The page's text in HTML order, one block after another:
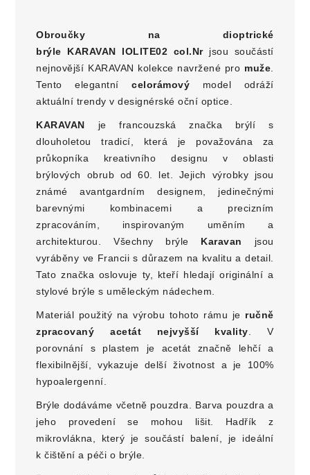
Obroučky na dioptrické
brýle
KARAVAN IOLITE02 col.Nrjsou součástí
nejnovější KARAVAN kolekce navržené pro muže
Tento elegantnícelorámový model odráží
aktuální trendy v designérské oční optice.
KARAVAN je francouzská značka brýlí s
dlouholetou tradicí, která je považována za
průkopníka kreativního designu v oblasti
brýlových obrub od 60. let.
Jejich výrobky jsou
známé avantgardním designem, jedinečnými
barevnými kombinacemi a precizním
zpracováním, inspirovaným uměním a
architekturou.
Všechny brýle Karavan
jsou
vyráběny ve Francii s důrazem na kvalitu a detail.
Tato značka oslovuje ty, kteří hledají originální a
stylové brýle s uměleckým nádechem.
Materiál použitý na výrobu tohoto rámu je ručně
zpracovaný acetát nejvyšší kvality . V
porovnání s plastem je acetát značně lehčí a
flexibilnější, vykazuje delší životnost a je 100%
hypoalergenní.
Brýle dodáváme včetně pouzdra. Barva pouzdra a
jeho provedení se mohou lišit. Hadřík z
mikrovlákna, který je součástí balení, je ideální
k čištění a péči o brýle.